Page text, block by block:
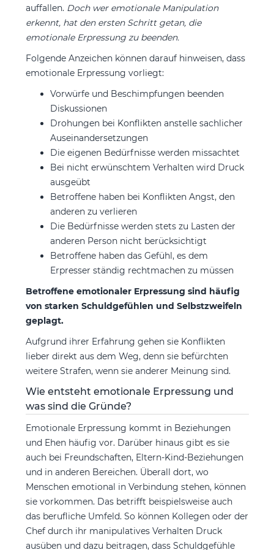
auffallen. Doch wer emotionale Manipulation
erkennt, hat den ersten Schritt getan, die
emotionale Erpressung zu beenden.
Folgende Anzeichen können darauf hinweisen, dass
emotionale Erpressung vorliegt:
Vorwürfe und Beschimpfungen beenden
Diskussionen
Drohungen bei Konflikten anstelle sachlicher
Auseinandersetzungen
Die eigenen Bedürfnisse werden missachtet
Bei nicht erwünschtem Verhalten wird Druck
ausgeübt
Betroffene haben bei Konflikten Angst, den
anderen zu verlieren
Die Bedürfnisse werden stets zu Lasten der
anderen Person nicht berücksichtigt
Betroffene haben das Gefühl, es dem
Erpresser ständig rechtmachen zu müssen
Betroffene emotionaler Erpressung sind häufig
von starken Schuldgefühlen und Selbstzweifeln
geplagt.
Aufgrund ihrer Erfahrung gehen sie Konflikten
lieber direkt aus dem Weg, denn sie befürchten
weitere Strafen, wenn sie anderer Meinung sind.
Wie entsteht emotionale Erpressung und
was sind die Gründe?
Emotionale Erpressung kommt in Beziehungen
und Ehen häufig vor. Darüber hinaus gibt es sie
auch bei Freundschaften, Eltern-Kind-Beziehungen
und in anderen Bereichen. Überall dort, wo
Menschen emotional in Verbindung stehen, können
sie vorkommen. Das betrifft beispielsweise auch
das berufliche Umfeld. So können Kollegen oder der
Chef durch ihr manipulatives Verhalten Druck
ausüben und dazu beitragen, dass Schuldgefühle